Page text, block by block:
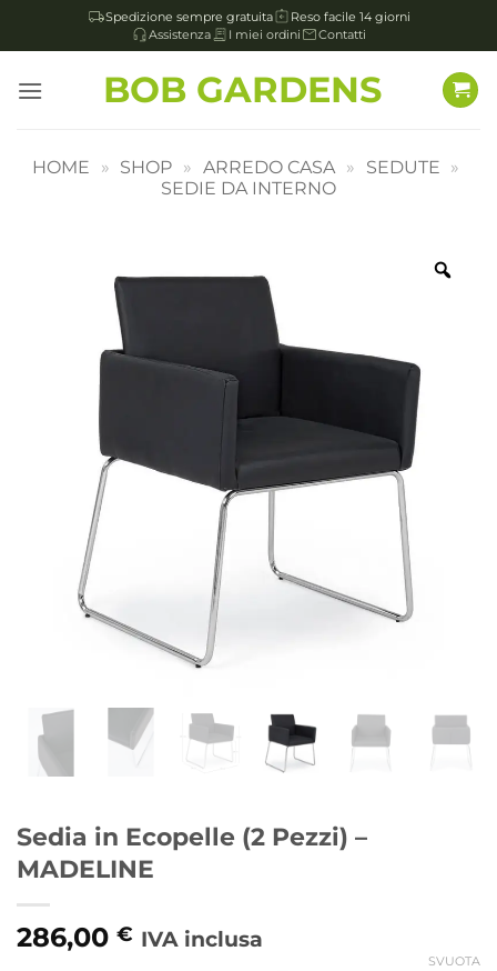
Spedizione sempre gratuita
Reso facile 14 giorni
Assistenza
I miei ordini Contatti
BOB GARDENS
HOME » SHOP » ARREDO CASA » SEDUTE »
SEDIE DA INTERNO
Sedia in Ecopelle (2 Pezzi) –
MADELINE
286,00 € IVA inclusa
SVUOTA